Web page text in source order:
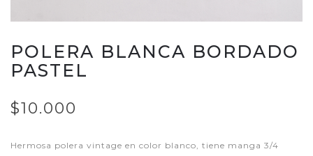
POLERA BLANCA BORDADO
PASTEL
$10.000
Hermosa polera vintage en color blanco, tiene manga 3/4